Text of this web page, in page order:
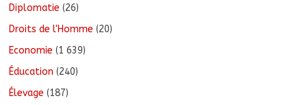
Diplomatie (26)
Droits de l'Homme (20)
Economie (1 639)
Éducation (240)
Élevage (187)